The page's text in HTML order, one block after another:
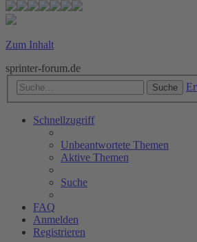
Zum Inhalt
sprinter-forum.de
Suche
Schnellzugriff
Unbeantwortete Themen
Aktive Themen
Suche
FAQ
Anmelden
Registrieren